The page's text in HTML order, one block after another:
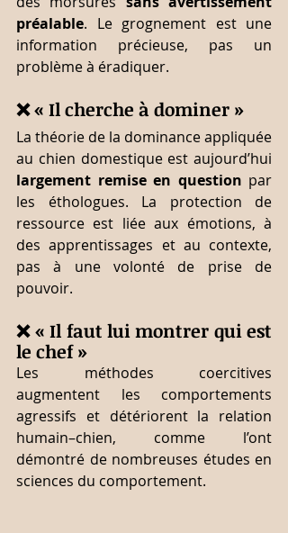
préalable. Le grognement est une
information précieuse, pas un
problème à éradiquer.
❌ « Il cherche à dominer »
La théorie de la dominance appliquée
largement remise en question par
les éthologues. La protection de
ressource est liée aux émotions, à
des apprentissages et au contexte,
pas à une volonté de prise de
pouvoir.
❌ « Il faut lui montrer qui est
le chef »
Les méthodes coercitives
augmentent les comportements
agressifs et détériorent la relation
humain–chien, comme l’ont
démontré de nombreuses études en
sciences du comportement.